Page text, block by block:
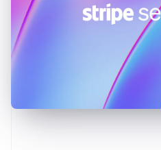
Liechtenstein
DeutschEnglish